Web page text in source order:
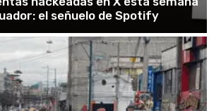
el señuelo de Spotify